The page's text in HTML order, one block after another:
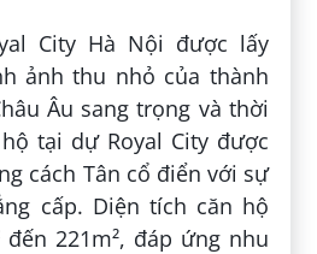
City Hà Nội được lấy
ảnh thu nhỏ của thành
Âu sang trọng và thời
tại dự Royal City được
cách Tân cổ điển với sự
cấp. Diện tích căn hộ
221m², đáp ứng nhu